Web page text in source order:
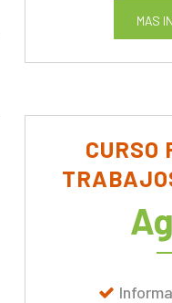
MAS
CURSO